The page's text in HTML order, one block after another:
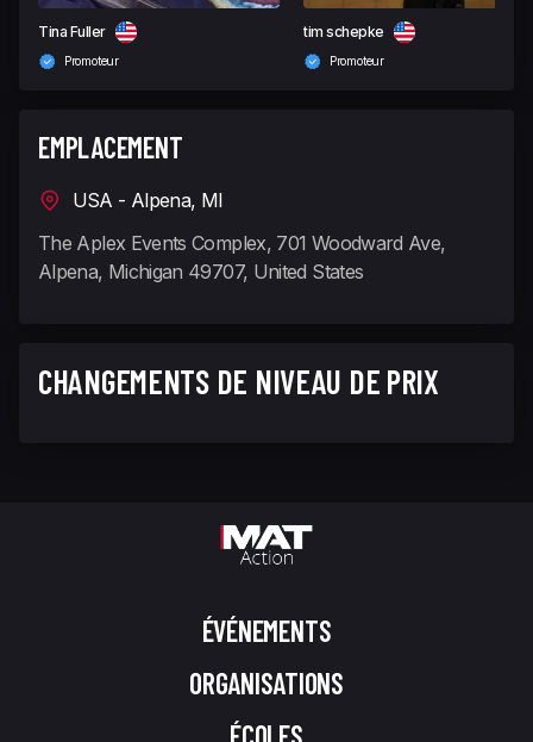
Tina Fuller
Promoteur
tim schepke
Promoteur
EMPLACEMENT
USA - Alpena, MI
The Aplex Events Complex, 701 Woodward Ave,
Alpena, Michigan 49707, United States
CHANGEMENTS DE NIVEAU DE PRIX
ÉVÉNEMENTS
ORGANISATIONS